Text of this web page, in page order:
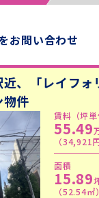
お問い合わせ
近、「レイフ
件
賃料（坪単
55.49
（34,921円
面積
15.89
（52.54㎡）